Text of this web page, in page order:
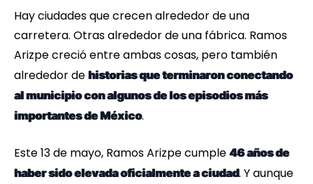
Hay ciudades que crecen alrededor de una
carretera. Otras alrededor de una fábrica. Ramos
Arizpe creció entre ambas cosas, pero también
alrededor de historias que terminaron conectando
al municipio con algunos de los episodios más
importantes de México.
Este 13 de mayo, Ramos Arizpe cumple 46 años de
haber sido elevada oficialmente a ciudad. Y aunque